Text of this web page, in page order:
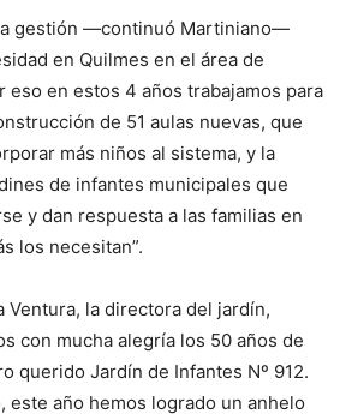
gestión —continuó Martiniano—
en Quilmes en el área de
eso en estos 4 años trabajamos para
de 51 aulas nuevas, que
más niños al sistema, y la
de infantes municipales que
y dan respuesta a las familias en
los necesitan”.
Ventura, la directora del jardín,
con mucha alegría los 50 años de
querido Jardín de Infantes Nº 912.
este año hemos logrado un anhelo